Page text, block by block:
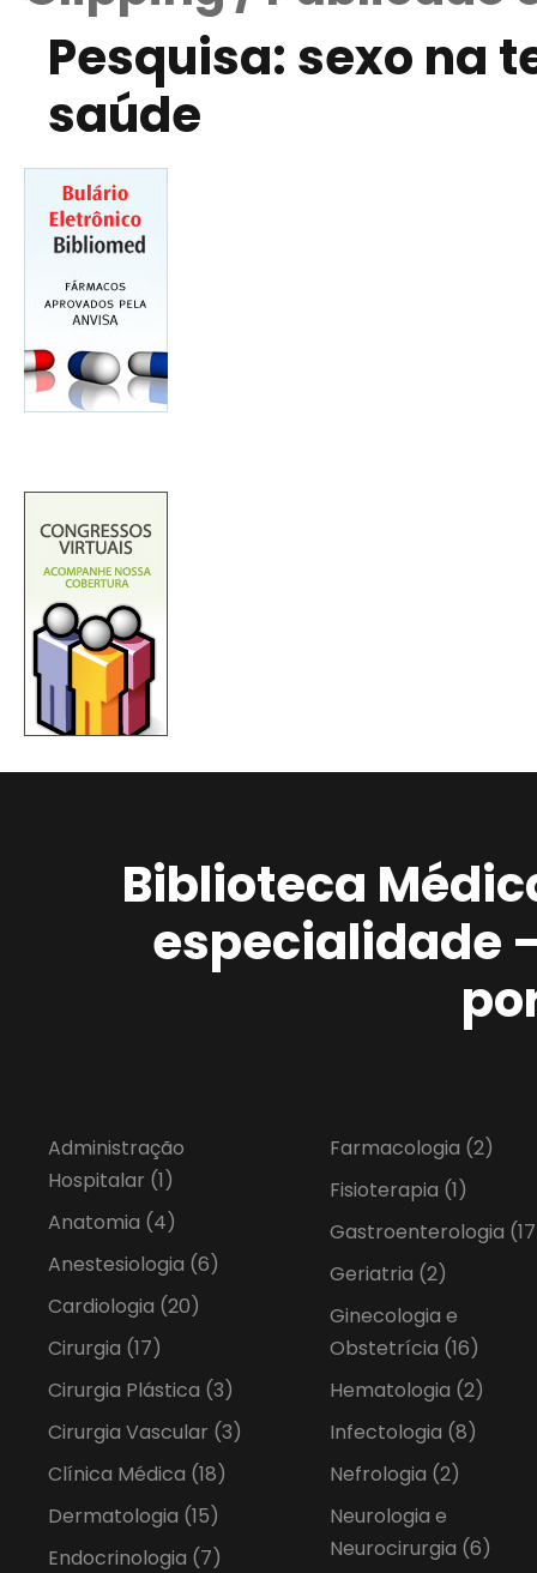
Pesquisa: sexo na
saúde
Biblioteca
especialidade
Administração
Hospitalar (1)
Anatomia (4)
Anestesiologia (6)
Cardiologia (20)
Cirurgia (17)
Cirurgia Plástica (3)
Cirurgia Vascular (3)
Clínica Médica (18)
Dermatologia (15)
Endocrinologia (7)
Farmacologia (2)
Fisioterapia (1)
Gastroenterologia
Geriatria (2)
Ginecologia e
Obstetrícia (16)
Hematologia (2)
Infectologia (8)
Nefrologia (2)
Neurologia e
Neurocirurgia (6)